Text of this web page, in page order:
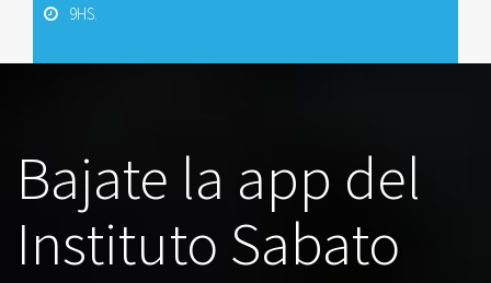
9HS.
Bajate la app del
Instituto Sabato